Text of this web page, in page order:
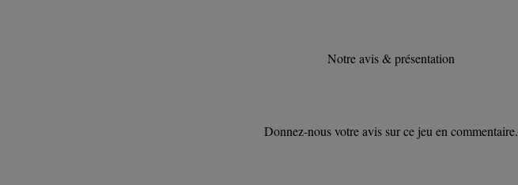
Notre avis & présentation
Donnez-nous votre avis sur ce jeu en commentaire.